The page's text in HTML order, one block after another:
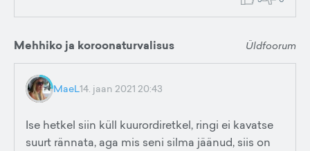
Mehhiko ja koroonaturvalisus Üldfoorum
MaeL14. jaan 2021 20:43
Ise hetkel siin küll kuurordiretkel, ringi ei kavatse
suurt rännata, aga mis seni silma jäänud, siis on